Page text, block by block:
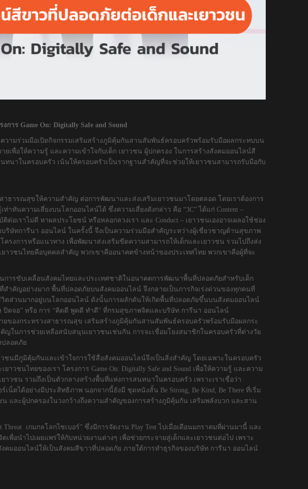
งการ Game On: Digitally Safe and Sound
ามร่วมมือเปิดกิจกรรมเสริมสร้างภูมิคุ้มกันสานสัมพันธ์ครอบครัวพร้อมรับมือผลกระทบบน
ายเพื่อให้ความรู้ และความเข้าใจกับเด็ก เยาวชน ผู้ปกครอง ในการสร้างสังคมออนไลน์สี
ทนาในครอบครัว เน้นให้ครอบครัวเป็นรากฐานสำคัญที่จะช่วยให้เยาวชนสามารถรับมือกับ
าธารณสุขให้ความสำคัญ ต่อการพัฒนาและส่งเสริมเยาวชนมาโดยตลอด โดยเราต้องการ
นความเสี่ยงบนโลกออนไลน์ได้ ซึ่งความเสี่ยงดังกล่าว คือ “3C” ได้แก่ Content –
อเราไม่ดี หาผลประโยชน์ หรือหลอกลวงเรา และ Conduct – เยาวชนเองอาจเผลอใช้ช่อง
ริษัทการีนา ออนไลน์ ในครั้งนี้ จึงเป็นความร่วมมือสำคัญระหว่างผู้เชี่ยวชาญด้านสุขภาพ
งการหรือแนวทาง เพื่อพัฒนาส่งเสริมขีดความสามารถให้เด็กและเยาวชน รวมไปถึงส่ง
วชนไทยคือบุคคลสำคัญ พวกเขาคืออนาคตข้างหน้าของประเทศไทย พวกเขาคือผู้ที่จะ
การขับเคลื่อนสังคมไทยและประเทศชาติในอนาคตการพัฒนาพื้นที่ปลอดภัยสำหรับเด็ก
ำคัญอย่างมาก พื้นที่ปลอดภัยบนสังคมออนไลน์ จึงกลายเป็นภารกิจเร่งด่วนของทุกคนที่
วิตส่วนมากอยู่บนโลกออนไลน์ ดังนั้นการผลักดันให้เกิดพื้นที่ปลอดภัยขึ้นบนสังคมออนไลน์
ดจอ” หรือ การ “คิดดี พูดดี ทำดี” ที่กรมสุขภาพจิตและบริษัท การีนา ออนไลน์
ยของกระทรวงสาธารณสุข เสริมสร้างภูมิคุ้มกันสานสัมพันธ์ครอบครัวพร้อมรับมือผลกระ
ในการช่วยเหลือสนับสนุนเยาวชนเช่นกัน การจะเชื่อมโยงสมาชิกในครอบครัวที่ต่างวัย
ปลอดภัย
วชนมีภูมิคุ้มกันและเข้าใจการใช้สื่อสังคมออนไลน์จึงเป็นสิ่งสำคัญ โดยเฉพาะในครอบครัว
นไทยของเรา โครงการ Game On: Digitally Safe and Sound เพื่อให้ความรู้ และความ
าวชน รวมถึงเป็นตัวกลางสร้างพื้นที่แห่งการสนทนาในครอบครัว เพราะเราเชื่อว่า
ได้อย่างมีประสิทธิภาพ นอกจากนี้ยังมี ชุดหนังสั้น Be Strong, Be Kind, Be There ที่เริ่ม
และผู้ปกครองในวงกว้างถึงความสำคัญของการสร้างภูมิคุ้มกัน เสริมพลังบวก และสาน
เกมกลโลกไซเบอร์” ซึ่งมีการจัดงาน Play Test ไปเมื่อเดือนมกราคมที่ผ่านมานี้ และ
อนำไปเผยแพร่ให้กับหน่วยงานต่างๆ เพื่อช่วยกระจายสู่เด็กและเยาวชนต่อไป เพราะ
คมออนไลน์ให้เป็นสังคมสีขาวที่ปลอดภัย ภายใต้การทำธุรกิจของบริษัท การีนา ออนไลน์